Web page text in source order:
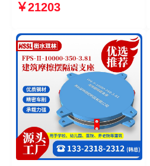
摩擦摆隔震支座FPSII-9000-
￥21203